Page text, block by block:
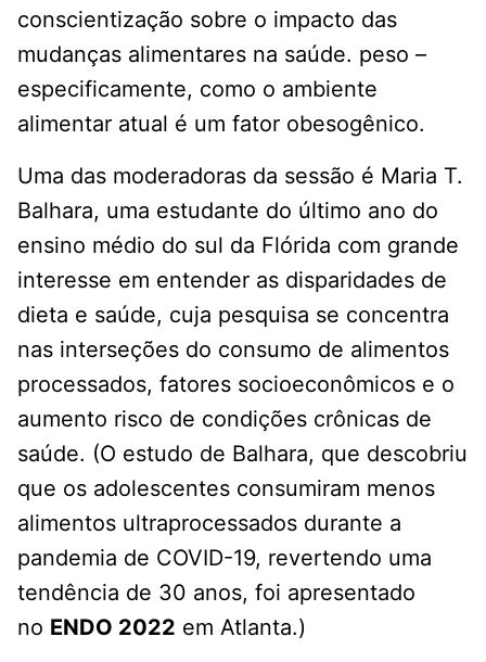
conscientização sobre o impacto das
mudanças alimentares na saúde. peso –
especificamente, como o ambiente
alimentar atual é um fator obesogênico.
Uma das moderadoras da sessão é Maria T.
Balhara, uma estudante do último ano do
ensino médio do sul da Flórida com grande
interesse em entender as disparidades de
dieta e saúde, cuja pesquisa se concentra
nas interseções do consumo de alimentos
processados, fatores socioeconômicos e o
aumento risco de condições crônicas de
saúde. (O estudo de Balhara, que descobriu
que os adolescentes consumiram menos
alimentos ultraprocessados ​​durante a
pandemia de COVID-19, revertendo uma
tendência de 30 anos, foi apresentado
no ENDO 2022 em Atlanta.)